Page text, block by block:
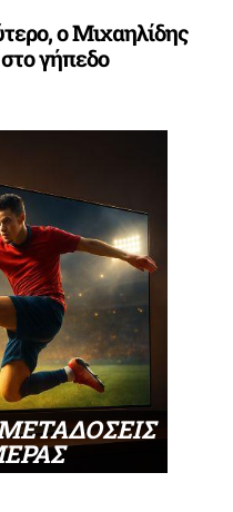
ο Μιχαηλίδης
γήπεδο